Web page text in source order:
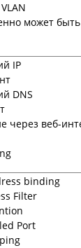
может быть
IP
DNS
через веб-
binding
Filter
Port